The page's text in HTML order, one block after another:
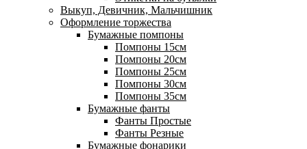
Выкуп, Девичник, Мальчишник
Оформление торжества
Бумажные помпоны
Помпоны 15см
Помпоны 20см
Помпоны 25см
Помпоны 30см
Помпоны 35см
Бумажные фанты
Фанты Простые
Фанты Резные
Бумажные фонарики